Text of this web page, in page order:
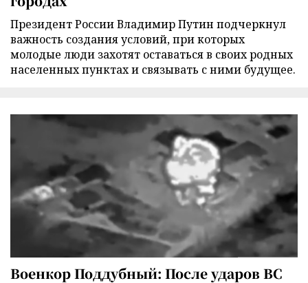
Президент России Владимир Путин подчеркнул
важность создания условий, при которых
молодые люди захотят оставаться в своих родных
населенных пунктах и связывать с ними будущее.
Военкор Поддубный: После ударов ВС